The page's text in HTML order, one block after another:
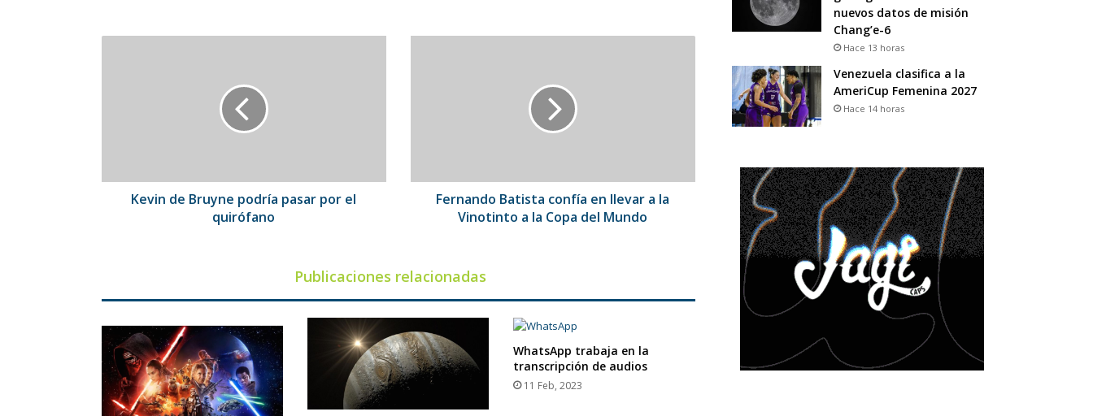
Kevin de Bruyne podría pasar por el
quirófano
a
Fernando Batista confía en llevar a la
Vinotinto a la Copa del Mundo
Publicaciones relacionadas
WhatsApp trabaja en la
transcripción de audios
11 Feb, 2023
nuevos datos de misión
Chang’e-6
Hace 13 horas
Venezuela clasifica a la
AmeriCup Femenina 2027
Hace 14 horas